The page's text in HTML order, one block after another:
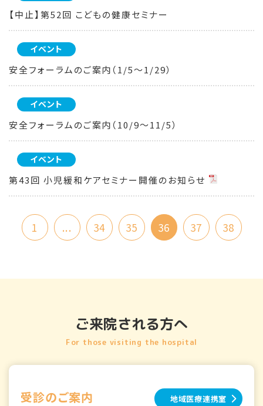
【中止】第52回 こどもの健康セミナー
イベント
安全フォーラムのご案内（1/5～1/29）
イベント
安全フォーラムのご案内（10/9～11/5）
イベント
第43回 小児緩和ケアセミナー開催のお知らせ
1 ... 34 35 36 37 38
ご来院される方へ
For those visiting the hospital
受診のご案内 地域医療連携室